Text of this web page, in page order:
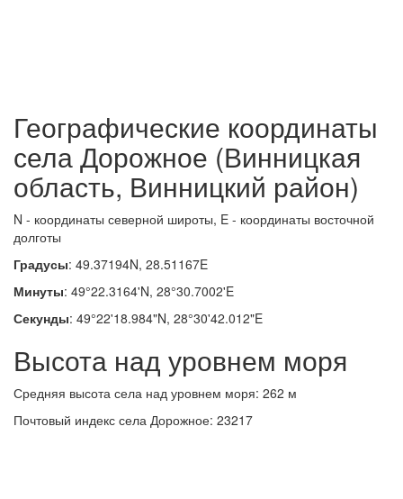
Географические координаты
села Дорожное (Винницкая
область, Винницкий район)
N - координаты северной широты, E - координаты восточной
долготы
Градусы: 49.37194N, 28.51167E
Минуты: 49°22.3164'N, 28°30.7002'E
Секунды: 49°22'18.984"N, 28°30'42.012"E
Высота над уровнем моря
Средняя высота села над уровнем моря: 262 м
Почтовый индекс села Дорожное: 23217